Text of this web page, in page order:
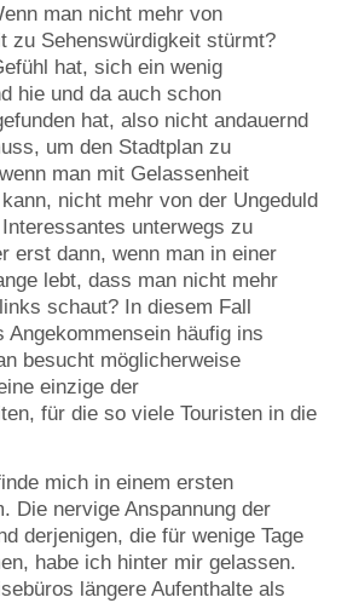
man nicht mehr von
zu Sehenswürdigkeit stürmt?
hat, sich ein wenig
hie und da auch schon
hat, also nicht andauernd
um den Stadtplan zu
man mit Gelassenheit
nicht mehr von der Ungeduld
unterwegs zu
erst dann, wenn man in einer
lebt, dass man nicht mehr
schaut? In diesem Fall
häufig ins
besucht möglicherweise
einzige der
für die so viele Touristen in die
mich in einem ersten
Die nervige Anspannung der
derjenigen, die für wenige Tage
habe ich hinter mir gelassen.
längere Aufenthalte als